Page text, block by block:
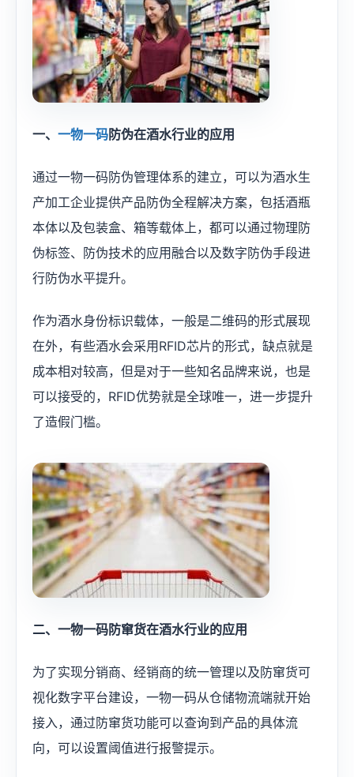
一、 一物一码防伪在酒水行业的应用
通过一物一码防伪管理体系的建立，可以为酒水生
产加工企业提供产品防伪全程解决方案，包括酒瓶
本体以及包装盒、箱等载体上，都可以通过物理防
伪标签、防伪技术的应用融合以及数字防伪手段进
行防伪水平提升。
作为酒水身份标识载体，一般是二维码的形式展现
在外，有些酒水会采用RFID芯片的形式，缺点就是
成本相对较高，但是对于一些知名品牌来说，也是
可以接受的，RFID优势就是全球唯一，进一步提升
了造假门槛。
二、一物一码防窜货在酒水行业的应用
为了实现分销商、经销商的统一管理以及防窜货可
视化数字平台建设，一物一码从仓储物流端就开始
接入，通过防窜货功能可以查询到产品的具体流
向，可以设置阈值进行报警提示。